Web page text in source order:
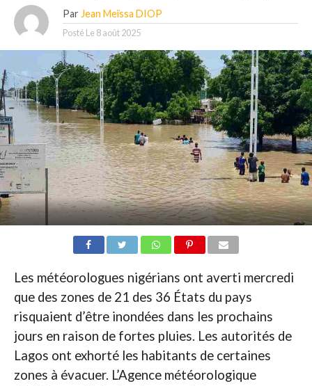
Par Jean Meïssa DIOP
Posté Le 8 août 2025
Les météorologues nigérians ont averti mercredi
que des zones de 21 des 36 États du pays
risquaient d’être inondées dans les prochains
jours en raison de fortes pluies. Les autorités de
Lagos ont exhorté les habitants de certaines
zones à évacuer. L’Agence météorologique